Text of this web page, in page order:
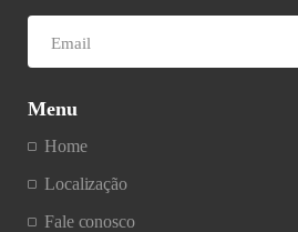
Menu
Home
Localização
Fale conosco